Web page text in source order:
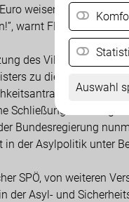
Auswahl
weisen vielmehr
warnt FPÖ-
des Villacher
zu dieser
auffordern,
Schließung von
Bundesregierung
in der Asylpolitik unter
SPÖ, von weiteren
der Asyl- und